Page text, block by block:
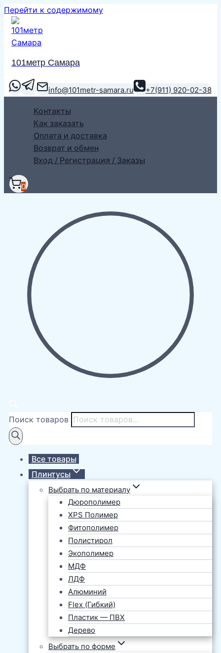
Перейти к содержимому
101метр Самара
info@101metr-samara.ru +7(911) 920-02-38
Контакты
Как заказать
Оплата и доставка
Возврат и обмен
Вход / Регистрация / Заказы
0
Поиск товаров
Все товары
Плинтусы
Выбрать по материалу
Дюрополимер
XPS Полимер
Фитополимер
Полистирол
Экополимер
МДФ
ЛДФ
Алюминий
Flex (Гибкий)
Пластик — ПВХ
Дерево
Выбрать по форме